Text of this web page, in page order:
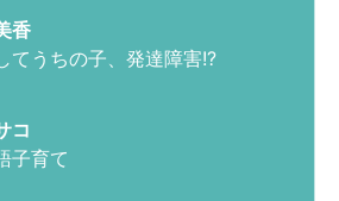
香
てうちの子、発達障害!?
コ
子育て